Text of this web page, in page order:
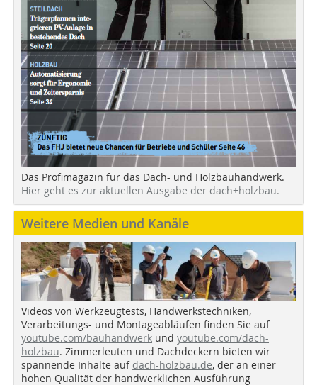
Das Profimagazin für das Dach- und Holzbauhandwerk.
Hier geht es zur aktuellen Ausgabe der dach+holzbau.
Weitere Medien und Kanäle
Videos von Werkzeugtests, Handwerkstechniken,
Verarbeitungs- und Montageabläufen finden Sie auf
youtube.com/bauhandwerk und youtube.com/dach-
holzbau. Zimmerleuten und Dachdeckern bieten wir
spannende Inhalte auf dach-holzbau.de, der an einer
hohen Qualität der handwerklichen Ausführung